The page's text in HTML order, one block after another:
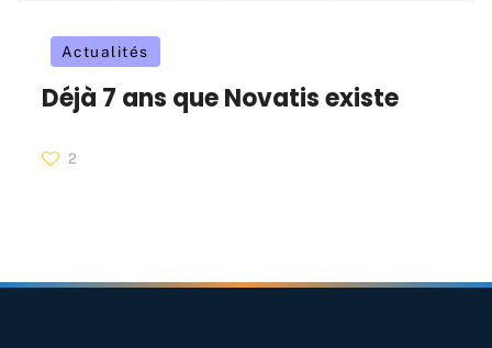
Actualités
Déjà 7 ans que Novatis existe
2